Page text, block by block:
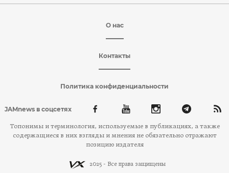
О нас
Контакты
Политика конфиденциальности
JAMnews в соцсетях
Топонимы и терминология, используемые в публикациях, а также
содержащиеся в них взгляды и мнения не обязательно отражают
позицию издателя
2025 - Все права защищены